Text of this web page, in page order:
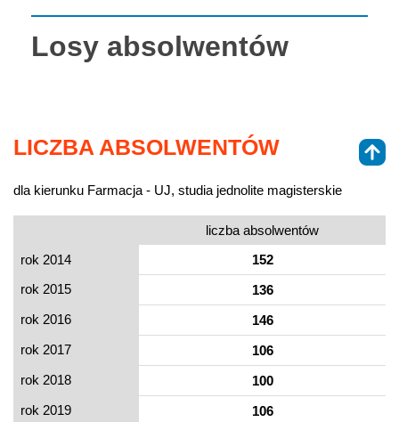
Losy absolwentów
LICZBA ABSOLWENTÓW
dla kierunku Farmacja - UJ, studia jednolite magisterskie
liczba absolwentów
rok 2014
152
rok 2015
136
rok 2016
146
rok 2017
106
rok 2018
100
rok 2019
106